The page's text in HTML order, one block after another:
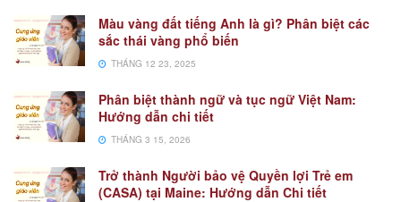
Màu vàng đất tiếng Anh là gì? Phân biệt các
sắc thái vàng phổ biến
THÁNG 12 23, 2025
Phân biệt thành ngữ và tục ngữ Việt Nam:
Hướng dẫn chi tiết
THÁNG 3 15, 2026
Trở thành Người bảo vệ Quyền lợi Trẻ em
(CASA) tại Maine: Hướng dẫn Chi tiết